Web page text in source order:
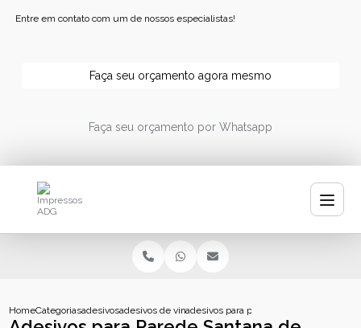
Entre em contato com um de nossos especialistas!
Faça seu orçamento agora mesmo
Faça seu orçamento por Whatsapp
HomeCategoriasadesivosadesivos de vinil personalizadosadesivos para parede santana de